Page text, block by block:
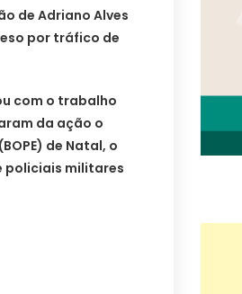
de Adriano Alves
por tráfico de
com o trabalho
da ação o
de Natal, o
policiais militares